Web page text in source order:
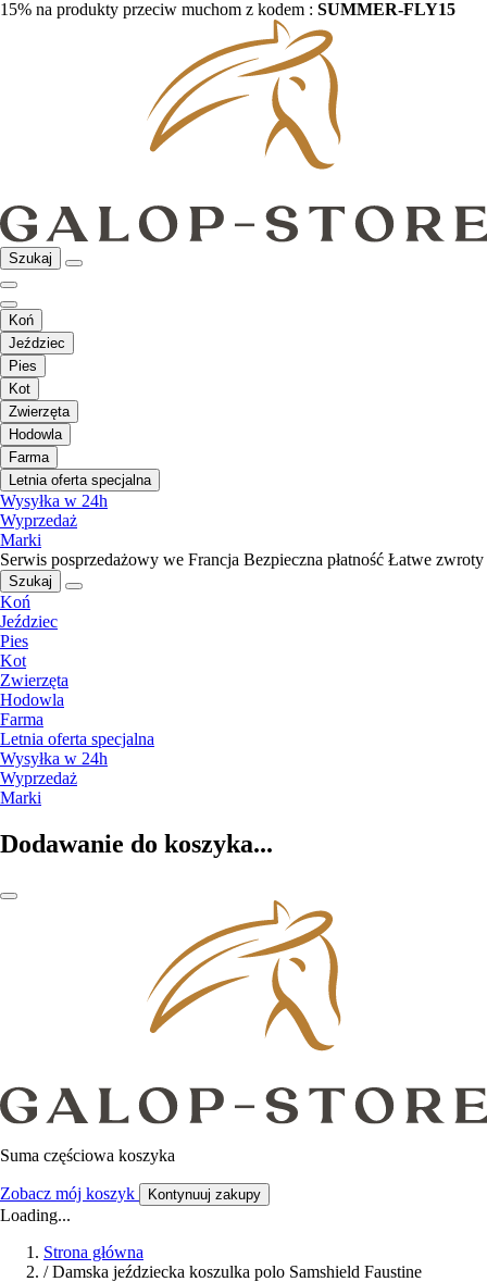
15% na produkty przeciw muchom z kodem : SUMMER-FLY15
Szukaj
Koń
Jeździec
Pies
Kot
Zwierzęta
Hodowla
Farma
Letnia oferta specjalna
Wysyłka w 24h
Wyprzedaż
Marki
Serwis posprzedażowy we Francja Bezpieczna płatność Łatwe zwroty
Szukaj
Koń
Jeździec
Pies
Kot
Zwierzęta
Hodowla
Farma
Letnia oferta specjalna
Wysyłka w 24h
Wyprzedaż
Marki
Dodawanie do koszyka...
Suma częściowa koszyka
Zobacz mój koszyk Kontynuuj zakupy
Loading...
Strona główna
/ Damska jeździecka koszulka polo Samshield Faustine